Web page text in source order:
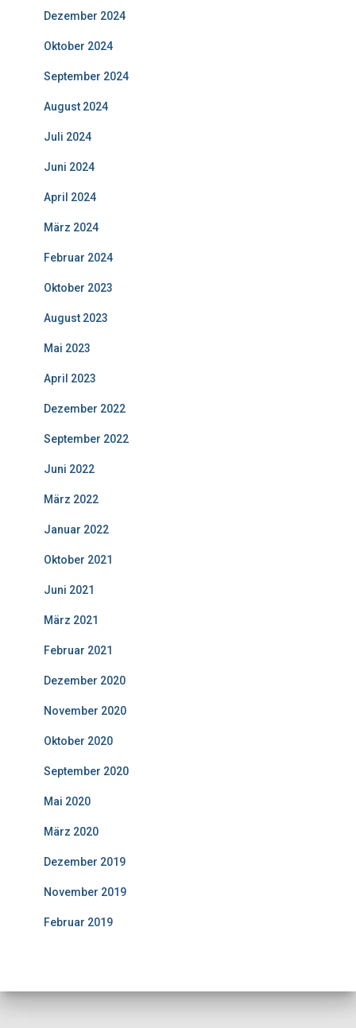
Dezember 2024
Oktober 2024
September 2024
August 2024
Juli 2024
Juni 2024
April 2024
März 2024
Februar 2024
Oktober 2023
August 2023
Mai 2023
April 2023
Dezember 2022
September 2022
Juni 2022
März 2022
Januar 2022
Oktober 2021
Juni 2021
März 2021
Februar 2021
Dezember 2020
November 2020
Oktober 2020
September 2020
Mai 2020
März 2020
Dezember 2019
November 2019
Februar 2019